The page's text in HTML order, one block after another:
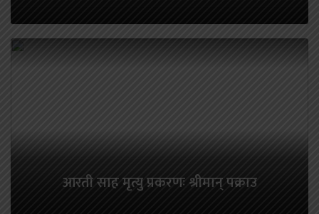
आरती साह मृत्यु प्रकरणः श्रीमान् पक्राउ